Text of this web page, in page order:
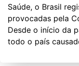
Saúde, o Brasil
provocadas pela
Desde o início da
todo o país